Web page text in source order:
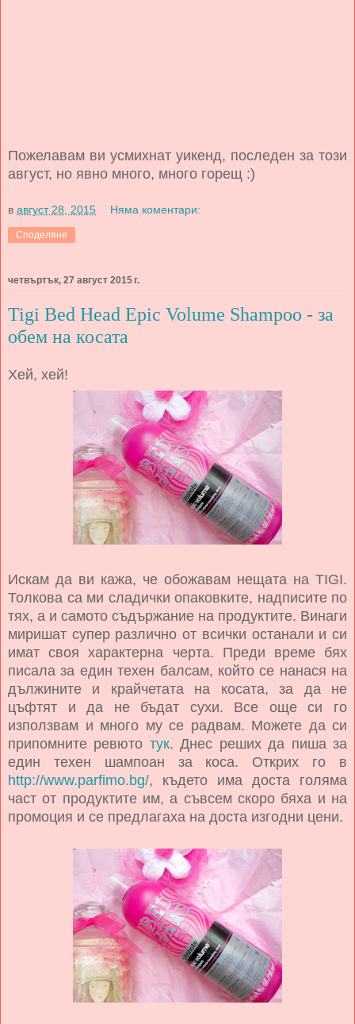
Пожелавам ви усмихнат уикенд, последен за този
август, но явно много, много горещ :)
в август 28, 2015 Няма коментари:
Споделяне
четвъртък, 27 август 2015 г.
Tigi Bed Head Epic Volume Shampoo - за
обем на косата
Хей, хей!
Искам да ви кажа, че обожавам нещата на TIGI.
Толкова са ми сладички опаковките, надписите по
тях, а и самото съдържание на продуктите. Винаги
миришат супер различно от всички останали и си
имат своя характерна черта. Преди време бях
писала за един техен балсам, който се нанася на
дължините и крайчетата на косата, за да не
цъфтят и да не бъдат сухи. Все още си го
използвам и много му се радвам. Можете да си
припомните ревюто тук. Днес реших да пиша за
един техен шампоан за коса. Открих го в
http://www.parfimo.bg/, където има доста голяма
част от продуктите им, а съвсем скоро бяха и на
промоция и се предлагаха на доста изгодни цени.